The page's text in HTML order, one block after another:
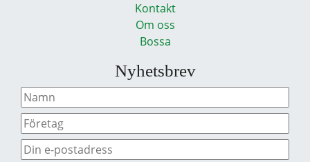
Kontakt
Om oss
Bossa
Nyhetsbrev